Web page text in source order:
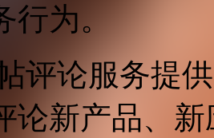
为。
评论服务提
论新产品、